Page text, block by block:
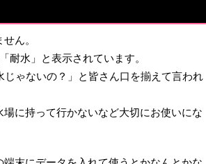
ん。
耐水」と表示されています。
ゃないの？」と皆さん口を揃えて言われ
に持って行かないなど大切にお使いにな